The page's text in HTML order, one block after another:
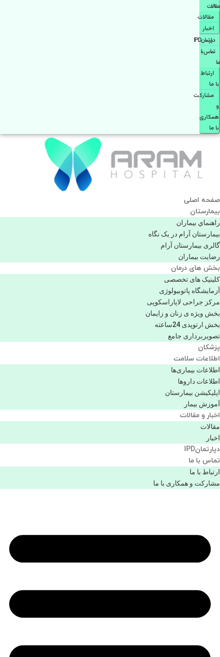
مقالات
مقالات
اخبار
دپارتمانIPD
تماس با
ما
ارتباط
با ما
مشاركت
و
همكاری
با ما
صفحه اصلی
بيمارستان
راهنماي بیماران
بیمارستان آرام در یک نگاه
گالری بیمارستان آرام
رضایت بیماران
بخش های درمان
کلینیک های تخصصی
آزمایشگاه پاتوبیولوژی
مرکز جراحی لاپاراسکوپی
بخش ویژه ی زنان و زایمان
بخش ارتوپدی 24ساعته
تصویربرداری جامع
پزشكان
اطلاعات سلامت
اطلاعات بیماری‌ها
اطلاعات دارو‌ها
اپليكيشن بيمارستان
آموزش بیمار
اخبار و مقالات
مقالات
اخبار
دپارتمانIPD
تماس با ما
ارتباط با ما
مشاركت و همكاری با ما